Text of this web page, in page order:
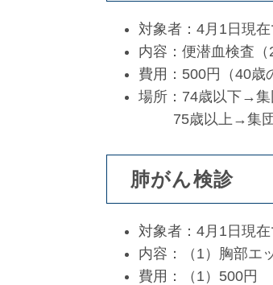
対象者：4月1日現
内容：便潜血検査（
費用：500円（40歳
場所：74歳以下→集
75歳以上→集団検
肺がん検診
対象者：4月1日現
内容：（1）胸部エ
費用：（1）500円